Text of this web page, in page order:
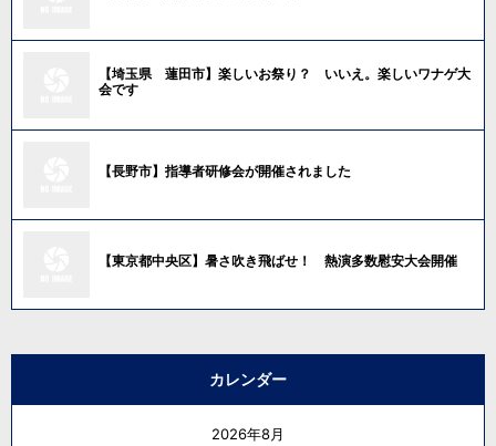
【埼玉県 蓮田市】楽しいお祭り？ いいえ。楽しいワナゲ大
会です
【長野市】指導者研修会が開催されました
【東京都中央区】暑さ吹き飛ばせ！ 熱演多数慰安大会開催
カレンダー
2026年8月